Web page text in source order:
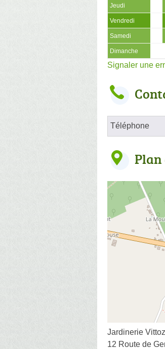
Jeudi
Vendredi
Samedi
Dimanche
Signaler une
Téléphone
Plan
Jardinerie Vittoz
12 Route de